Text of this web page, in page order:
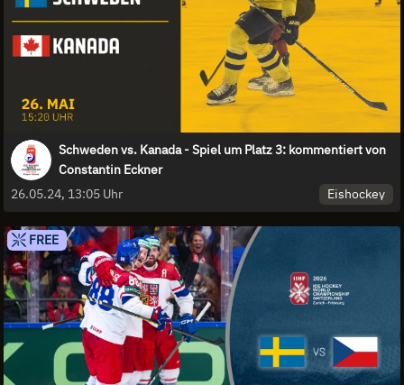
Schweden vs. Kanada - Spiel um Platz 3: kommentiert von
Constantin Eckner
26.05.24, 13:05 Uhr
Eishockey
FREE